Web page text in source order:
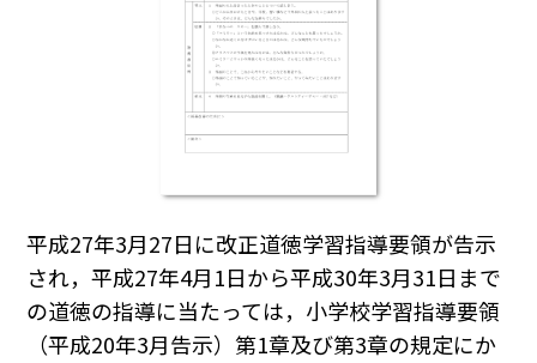
平成27年3月27日に改正道徳学習指導要領が告示
され，平成27年4月1日から平成30年3月31日まで
の道徳の指導に当たっては，小学校学習指導要領
（平成20年3月告示）第1章及び第3章の規定にか